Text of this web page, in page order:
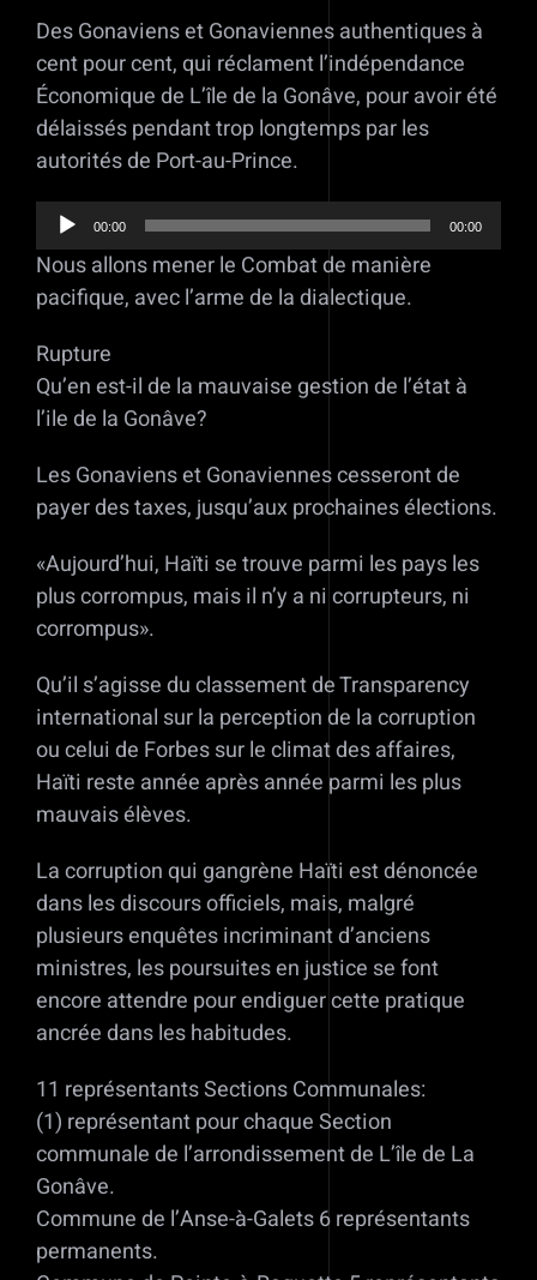
Des Gonaviens et Gonaviennes authentiques à
cent pour cent, qui réclament l’indépendance
Économique de L’île de la Gonâve, pour avoir été
délaissés pendant trop longtemps par les
autorités de Port-au-Prince.
Lecteur
audio
00:00 00:00
Nous allons mener le Combat de manière
pacifique, avec l’arme de la dialectique.
Rupture
Qu’en est-il de la mauvaise gestion de l’état à
l’ile de la Gonâve?
Les Gonaviens et Gonaviennes cesseront de
payer des taxes, jusqu’aux prochaines élections.
«Aujourd’hui, Haïti se trouve parmi les pays les
plus corrompus, mais il n’y a ni corrupteurs, ni
corrompus».
Qu’il s’agisse du classement de Transparency
international sur la perception de la corruption
ou celui de Forbes sur le climat des affaires,
Haïti reste année après année parmi les plus
mauvais élèves.
La corruption qui gangrène Haïti est dénoncée
dans les discours officiels, mais, malgré
plusieurs enquêtes incriminant d’anciens
ministres, les poursuites en justice se font
encore attendre pour endiguer cette pratique
ancrée dans les habitudes.
11 représentants Sections Communales:
(1) représentant pour chaque Section
communale de l’arrondissement de L’île de La
Gonâve.
Commune de l’Anse-à-Galets 6 représentants
permanents.